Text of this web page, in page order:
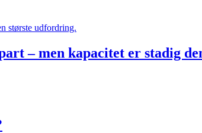
– men kapacitet er stadig